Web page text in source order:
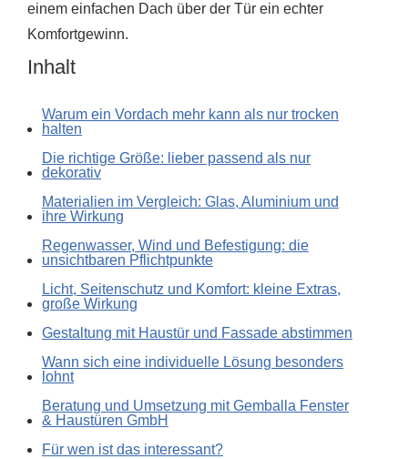
einem einfachen Dach über der Tür ein echter
Komfortgewinn.
Inhalt
Warum ein Vordach mehr kann als nur trocken
halten
Die richtige Größe: lieber passend als nur
dekorativ
Materialien im Vergleich: Glas, Aluminium und
ihre Wirkung
Regenwasser, Wind und Befestigung: die
unsichtbaren Pflichtpunkte
Licht, Seitenschutz und Komfort: kleine Extras,
große Wirkung
Gestaltung mit Haustür und Fassade abstimmen
Wann sich eine individuelle Lösung besonders
lohnt
Beratung und Umsetzung mit Gemballa Fenster
& Haustüren GmbH
Für wen ist das interessant?